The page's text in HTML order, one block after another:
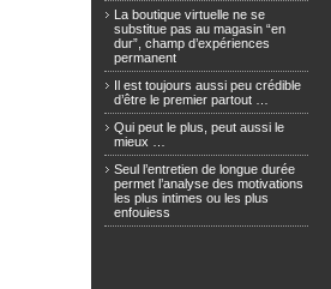
La boutique virtuelle ne se
substitue pas au magasin “en
dur”, champ d’expériences
permanent
Il est toujours aussi peu crédible
d’être le premier partout …
Qui peut le plus, peut aussi le
mieux …
Seul l’entretien de longue durée
permet l’analyse des motivations
les plus intimes ou les plus
enfouiess